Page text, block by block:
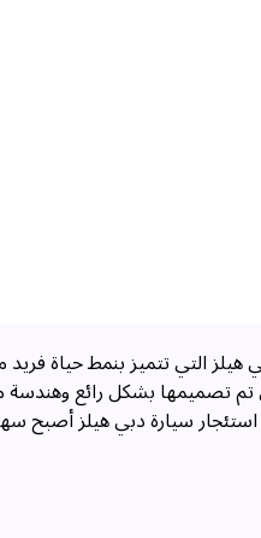
التي تتميز بنمط حياة
تم تصميمها بشكل رائع
سيارة دبي هيلز أصبح